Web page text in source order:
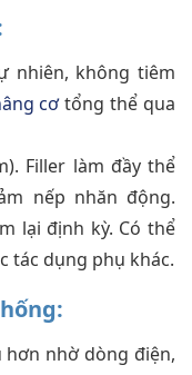
nhiên, không tiêm
cơtổng thể qua
Filler làm đầy thể
nếp nhăn động.
lại định kỳ. Có thể
tác dụng phụ khác.
hơn nhờ dòng điện,